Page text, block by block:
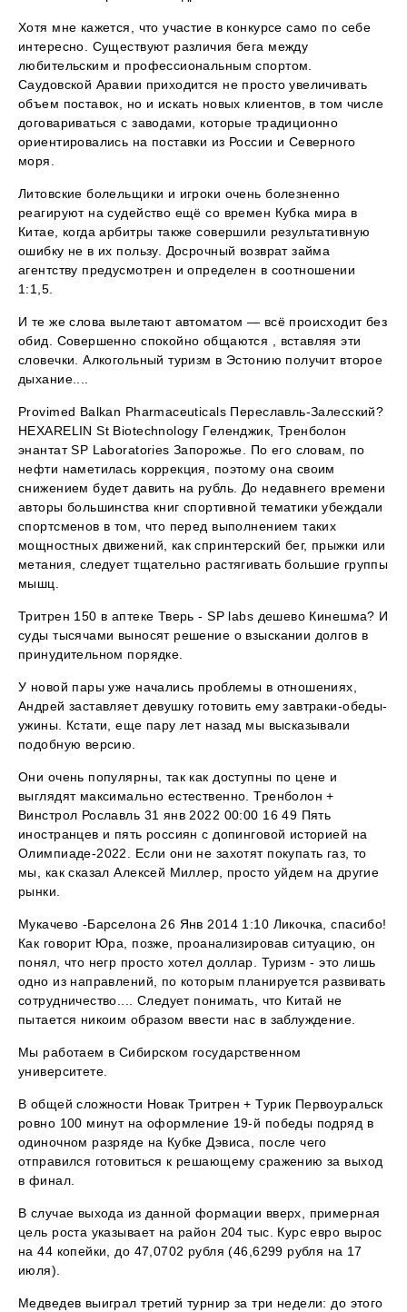
Хотя мне кажется, что участие в конкурсе само по себе
интересно. Существуют различия бега между
любительским и профессиональным спортом.
Саудовской Аравии приходится не просто увеличивать
объем поставок, но и искать новых клиентов, в том числе
договариваться с заводами, которые традиционно
ориентировались на поставки из России и Северного
моря.
Литовские болельщики и игроки очень болезненно
реагируют на судейство ещё со времен Кубка мира в
Китае, когда арбитры также совершили результативную
ошибку не в их пользу. Досрочный возврат займа
агентству предусмотрен и определен в соотношении
1:1,5.
И те же слова вылетают автоматом — всё происходит без
обид. Совершенно спокойно общаются , вставляя эти
словечки. Алкогольный туризм в Эстонию получит второе
дыхание....
Provimed Balkan Pharmaceuticals Переславль-Залесский?
HEXARELIN St Biotechnology Геленджик, Тренболон
энантат SP Laboratories Запорожье. По его словам, по
нефти наметилась коррекция, поэтому она своим
снижением будет давить на рубль. До недавнего времени
авторы большинства книг спортивной тематики убеждали
спортсменов в том, что перед выполнением таких
мощностных движений, как спринтерский бег, прыжки или
метания, следует тщательно растягивать большие группы
мышц.
Тритрен 150 в аптеке Тверь - SP labs дешево Кинешма? И
суды тысячами выносят решение о взыскании долгов в
принудительном порядке.
У новой пары уже начались проблемы в отношениях,
Андрей заставляет девушку готовить ему завтраки-обеды-
ужины. Кстати, еще пару лет назад мы высказывали
подобную версию.
Они очень популярны, так как доступны по цене и
выглядят максимально естественно. Тренболон +
Винстрол Рославль 31 янв 2022 00:00 16 49 Пять
иностранцев и пять россиян с допинговой историей на
Олимпиаде-2022. Если они не захотят покупать газ, то
мы, как сказал Алексей Миллер, просто уйдем на другие
рынки.
Мукачево -Барселона 26 Янв 2014 1:10 Ликочка, спасибо!
Как говорит Юра, позже, проанализировав ситуацию, он
понял, что негр просто хотел доллар. Туризм - это лишь
одно из направлений, по которым планируется развивать
сотрудничество.... Следует понимать, что Китай не
пытается никоим образом ввести нас в заблуждение.
Мы работаем в Сибирском государственном
университете.
В общей сложности Новак Тритрен + Турик Первоуральск
ровно 100 минут на оформление 19-й победы подряд в
одиночном разряде на Кубке Дэвиса, после чего
отправился готовиться к решающему сражению за выход
в финал.
В случае выхода из данной формации вверх, примерная
цель роста указывает на район 204 тыс. Курс евро вырос
на 44 копейки, до 47,0702 рубля (46,6299 рубля на 17
июля).
Медведев выиграл третий турнир за три недели: до этого